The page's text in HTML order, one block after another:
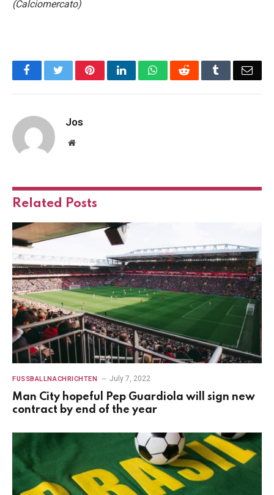
(Calciomercato)
FacebookTwitterPinterestLinkedInWhatsAppReddit Tumblr
Jos
Website
Related Posts
FUSSBALLNACHRICHTEN July 7, 2022
Man City hopeful Pep Guardiola will sign new
contract by end of the year